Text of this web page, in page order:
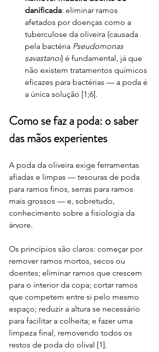
danificada: eliminar ramos
afetados por doenças como a
tuberculose da oliveira (causada
pela bactéria Pseudomonas
savastanoi) é fundamental, já que
não existem tratamentos químicos
eficazes para bactérias — a poda é
a única solução [1;6].
Como se faz a poda: o saber
das mãos experientes
A poda da oliveira exige ferramentas
afiadas e limpas — tesouras de poda
para ramos finos, serras para ramos
mais grossos — e, sobretudo,
conhecimento sobre a fisiologia da
árvore.
Os princípios são claros: começar por
remover ramos mortos, secos ou
doentes; eliminar ramos que crescem
para o interior da copa; cortar ramos
que competem entre si pelo mesmo
espaço; reduzir a altura se necessário
para facilitar a colheita; e fazer uma
limpeza final, removendo todos os
restos de poda do olival [1].